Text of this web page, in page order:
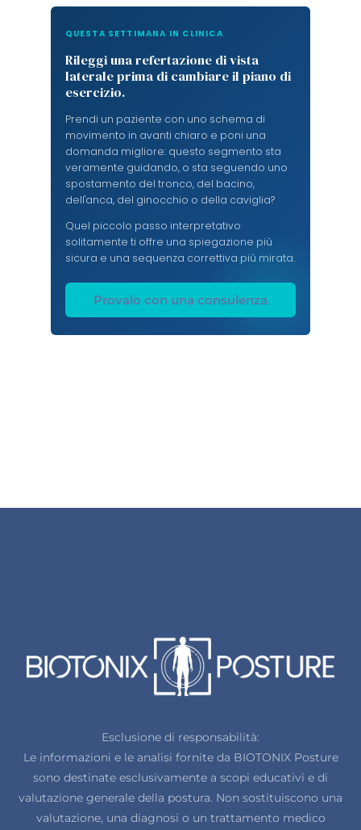
QUESTA SETTIMANA IN CLINICA
Rileggi una refertazione di vista
laterale prima di cambiare il piano di
esercizio.
Prendi un paziente con uno schema di
movimento in avanti chiaro e poni una
domanda migliore: questo segmento sta
veramente guidando, o sta seguendo uno
spostamento del tronco, del bacino,
dell'anca, del ginocchio o della caviglia?
Quel piccolo passo interpretativo
solitamente ti offre una spiegazione più
sicura e una sequenza correttiva più mirata.
Provalo con una consulenza
Esclusione di responsabilità:
Le informazioni e le analisi fornite da BIOTONIX Posture
sono destinate esclusivamente a scopi educativi e di
valutazione generale della postura. Non sostituiscono una
valutazione, una diagnosi o un trattamento medico